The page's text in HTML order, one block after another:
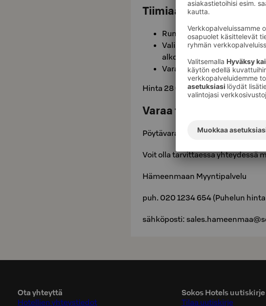
Tiimiaamiainen sisältää:
Runsaan buffetaamiaisen
Valintanne mukaan
alkoholillisena
Varattu pöytä
Hinta 28 € (alkoholiton) ja 30 €
Varaa tiimiaamiainen
Pöytävaraus: Tiimiaamiainen
Voit olla tarvittaessa yhteydessä
Hämeenmaan Myyntipalvelu
puh. 020 1234 654 (Puhelun
sähköposti:
Ota yhteyttä
Hotellien yhteystiedot
Sokos Hotels uutiskirje
Tilaa uutiskirje